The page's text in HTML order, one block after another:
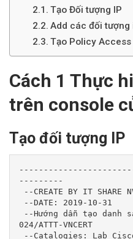
Tạo Đối tượng IP
Add các đối
Tạo Policy Access
Cách 1 Thực
trên console
Tạo đối tượng IP
---------
024/ATTT-VNCERT